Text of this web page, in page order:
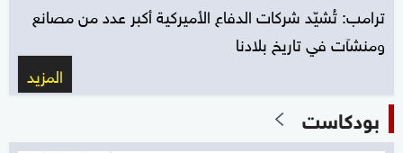
ترامب: تُشيّد شركات الدفاع الأميركية أكبر عدد من مصانع
ومنشآت في تاريخ بلادنا
المزيد
بودكاست